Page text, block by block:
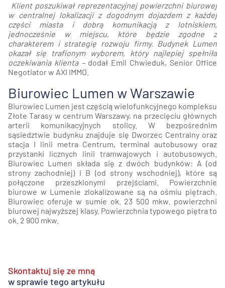
Klient poszukiwał reprezentacyjnej powierzchni biurowej
w centralnej lokalizacji z dogodnym dojazdem z każdej
części miasta i dobrą komunikacją z lotniskiem,
jednocześnie w miejscu, które będzie zgodne z
charakterem i strategię rozwoju firmy. Budynek Lumen
okazał się trafionym wyborem, który najlepiej spełniła
oczekiwania klienta – dodał Emil Chwieduk, Senior Office
Negotiator w AXI IMMO.
Biurowiec Lumen w Warszawie
Biurowiec Lumen jest częścią wielofunkcyjnego kompleksu
Złote Tarasy w centrum Warszawy, na przecięciu głównych
arterii komunikacyjnych stolicy. W bezpośrednim
sąsiedztwie budynku znajduje się Dworzec Centralny oraz
stacja I linii metra Centrum, terminal autobusowy oraz
przystanki licznych linii tramwajowych i autobusowych.
Biurowiec Lumen składa się z dwóch budynków: A (od
strony zachodniej) i B (od strony wschodniej), które są
połączone przeszklonymi przejściami. Powierzchnie
biurowe w Lumenie zlokalizowane są na ośmiu piętrach.
Biurowiec oferuje w sumie ok. 23 500 mkw. powierzchni
biurowej najwyższej klasy. Powierzchnia typowego piętra to
ok. 2 900 mkw.
Skontaktuj się ze mną
w sprawie tego artykułu